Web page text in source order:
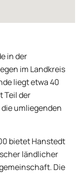
in der
im Landkreis
liegt etwa 40
Teil der
umliegenden
bietet Hanstedt
ländlicher
Die